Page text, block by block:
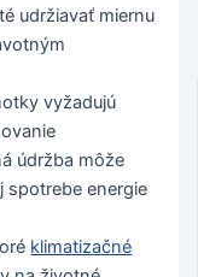
udržiavať miernu
vyžadujú
údržba môže
spotrebe energie
klimatizačné